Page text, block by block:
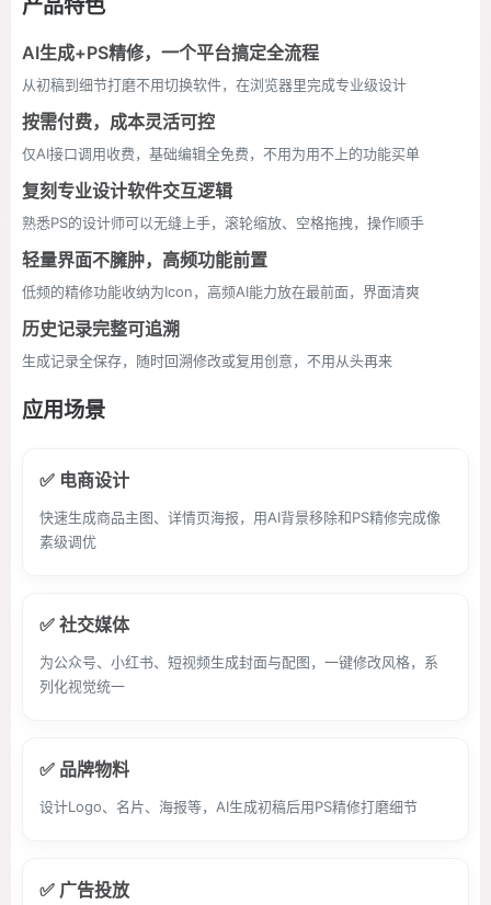
产品特色
AI生成+PS精修，一个平台搞定全流程
从初稿到细节打磨不用切换软件，在浏览器里完成专业级设计
按需付费，成本灵活可控
仅AI接口调用收费，基础编辑全免费，不用为用不上的功能买单
复刻专业设计软件交互逻辑
熟悉PS的设计师可以无缝上手，滚轮缩放、空格拖拽，操作顺手
轻量界面不臃肿，高频功能前置
低频的精修功能收纳为Icon，高频AI能力放在最前面，界面清爽
历史记录完整可追溯
生成记录全保存，随时回溯修改或复用创意，不用从头再来
应用场景
✅ 电商设计
快速生成商品主图、详情页海报，用AI背景移除和PS精修完成像
素级调优
✅ 社交媒体
为公众号、小红书、短视频生成封面与配图，一键修改风格，系
列化视觉统一
✅ 品牌物料
设计Logo、名片、海报等，AI生成初稿后用PS精修打磨细节
✅ 广告投放